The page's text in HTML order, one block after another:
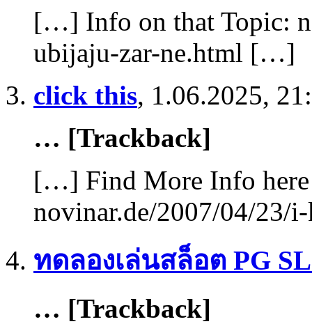
[…] Info on that Topic:
ubijaju-zar-ne.html […]
click this, 1.06.2025,
… [Trackback]
[…] Find More Info here
novinar.de/2007/04/
ทดลองเล่นสล็อต PG
… [Trackback]